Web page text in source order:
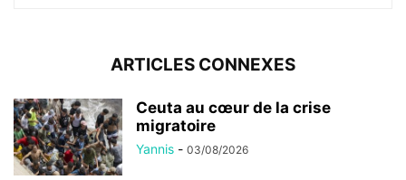
ARTICLES CONNEXES
Ceuta au cœur de la crise
migratoire
Yannis - 03/08/2026